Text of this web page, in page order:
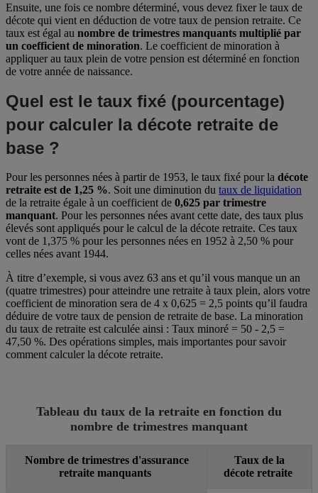
Ensuite, une fois ce nombre déterminé, vous devez fixer le taux de
décote qui vient en déduction de votre taux de pension retraite. Ce
taux est égal au nombre de trimestres manquants multiplié par
un coefficient de minoration. Le coefficient de minoration à
appliquer au taux plein de votre pension est déterminé en fonction
de votre année de naissance.
Quel est le taux fixé (pourcentage)
pour calculer la décote retraite de
base ?
Pour les personnes nées à partir de 1953, le taux fixé pour la décote
retraite est de 1,25 %. Soit une diminution du taux de liquidation
de la retraite égale à un coefficient de 0,625 par trimestre
manquant. Pour les personnes nées avant cette date, des taux plus
élevés sont appliqués pour le calcul de la décote retraite. Ces taux
vont de 1,375 % pour les personnes nées en 1952 à 2,50 % pour
celles nées avant 1944.
À titre d’exemple, si vous avez 63 ans et qu’il vous manque un an
(quatre trimestres) pour atteindre une retraite à taux plein, alors votre
coefficient de minoration sera de 4 x 0,625 = 2,5 points qu’il faudra
déduire de votre taux de pension de retraite de base. La minoration
du taux de retraite est calculée ainsi : Taux minoré = 50 - 2,5 =
47,50 %. Des opérations simples, mais importantes pour savoir
comment calculer la décote retraite.
Tableau du taux de la retraite en fonction du
nombre de trimestres manquant
Nombre de trimestres d'assurance
retraite manquants
Taux de la
décote retraite